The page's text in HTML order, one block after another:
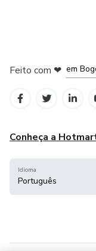
Feito com ❤ em
Conheça a
Idioma
Português